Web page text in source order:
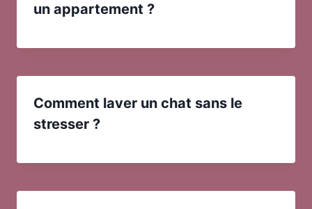
un appartement ?
Comment laver un chat sans le
stresser ?